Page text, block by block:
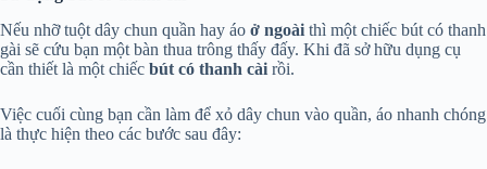
Nếu nhỡ tuột dây chun quần hay áo ở ngoài thì một chiếc bút có thanh
gài sẽ cứu bạn một bàn thua trông thấy đấy. Khi đã sở hữu dụng cụ
cần thiết là một chiếc bút có thanh cài rồi.
Việc cuối cùng bạn cần làm để xỏ dây chun vào quần, áo nhanh chóng
là thực hiện theo các bước sau đây: